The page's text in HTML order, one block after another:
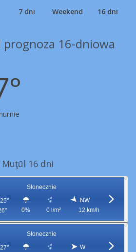
7 dni Weekend 16 dni
16-dniowa
16 dni
Słonecznie
25°
0% 0 l/m²
NW
12 km/h
Słonecznie
27°
W